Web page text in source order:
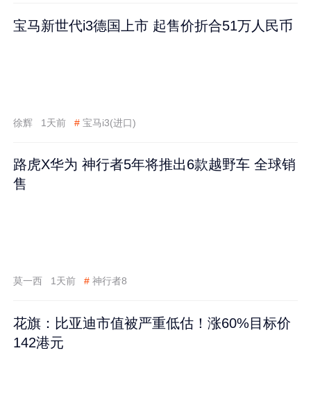
宝马新世代i3德国上市 起售价折合51万人民币
徐辉 1天前 # 宝马i3(进口)
路虎X华为 神行者5年将推出6款越野车 全球销
售
莫一西 1天前 # 神行者8
花旗：比亚迪市值被严重低估！涨60%目标价
142港元